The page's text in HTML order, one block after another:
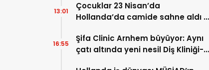
Çocuklar 23 Nisan’da
Hollanda’da camide sahne aldı –
13:01
Şifa Clinic Arnhem büyüyor: Aynı
çatı altında yeni nesil Diş Kliniği-
16:55